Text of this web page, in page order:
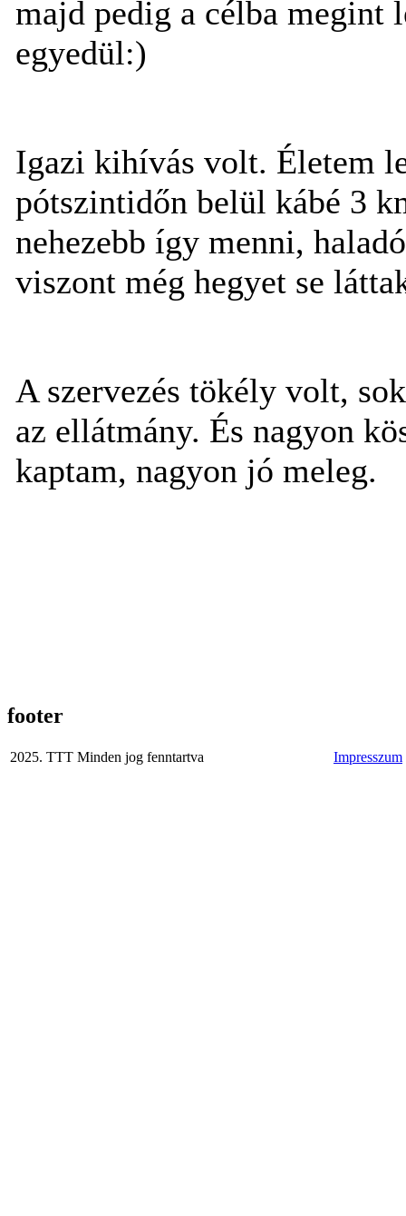
majd pedig a célba megint
egyedül:)
Igazi kihívás volt. Életem
pótszintidőn belül kábé 3
nehezebb így menni,
viszont még hegyet se
A szervezés tökély volt,
az ellátmány. És nagyon
kaptam, nagyon jó meleg.
footer
2025. TTT Minden jog fenntartva Impresszum